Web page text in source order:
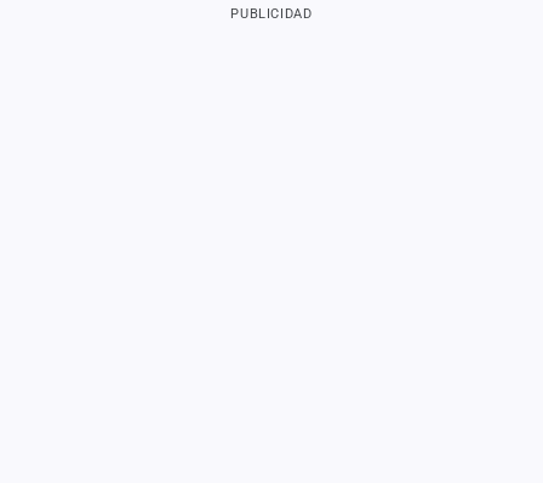
PUBLICIDAD